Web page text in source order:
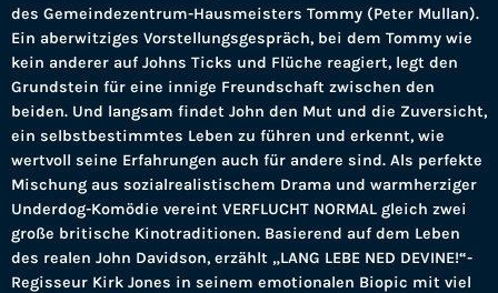
des Gemeindezentrum-Hausmeisters Tommy (Peter Mullan).
Ein aberwitziges Vorstellungsgespräch, bei dem Tommy wie
kein anderer auf Johns Ticks und Flüche reagiert, legt den
Grundstein für eine innige Freundschaft zwischen den
beiden. Und langsam findet John den Mut und die Zuversicht,
ein selbstbestimmtes Leben zu führen und erkennt, wie
wertvoll seine Erfahrungen auch für andere sind. Als perfekte
Mischung aus sozialrealistischem Drama und warmherziger
Underdog-Komödie vereint VERFLUCHT NORMAL gleich zwei
große britische Kinotraditionen. Basierend auf dem Leben
des realen John Davidson, erzählt „LANG LEBE NED DEVINE!“-
Regisseur Kirk Jones in seinem emotionalen Biopic mit viel